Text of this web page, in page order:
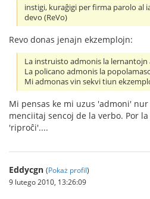
instigi, kuraĝigi per firma parolo al
devo (ReVo)
Revo donas jenajn ekzemplojn:
La instruisto admonis la lernantojn
La policano admonis la
Mi admonas vin sekvi tiun
Mi pensas ke mi uzus 'admoni'
menciitaj sencoj de la verbo. Por
'riproĉi'....
Eddycgn (Pokaż profil)
9 lutego 2010, 13:26:09